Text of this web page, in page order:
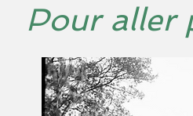
Pour aller